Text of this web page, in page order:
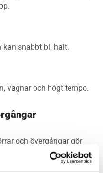
kan snabbt bli halt.
vagnar och högt tempo.
och övergångar gör